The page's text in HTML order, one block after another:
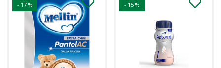
- 17 % - 15 %